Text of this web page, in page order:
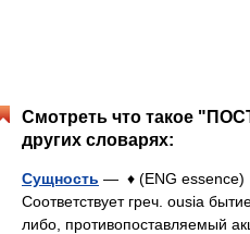
Смотреть что такое
других словарях:
Сущность — ♦ (ENG essence)
Соответствует греч. ousia
либо, противопоставляемый